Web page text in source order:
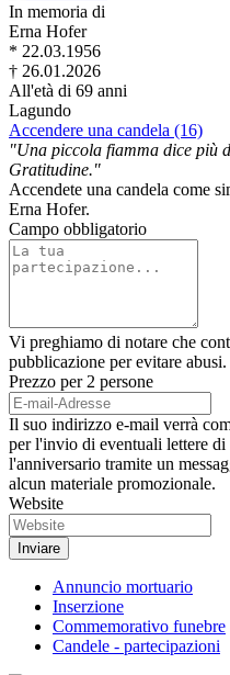
In memoria di
Erna Hofer
* 22.03.1956
† 26.01.2026
All'età di 69 anni
Lagundo
Accendere una candela (16)
"Una piccola fiamma dice più
Gratitudine."
Accendete una candela come
Erna Hofer.
Campo obbligatorio
Vi preghiamo di notare che
pubblicazione per evitare abusi.
Prezzo per 2 persone
Il suo indirizzo e-mail verrà
per l'invio di eventuali lettere
l'anniversario tramite un
alcun materiale promozionale.
Website
Annuncio mortuario
Inserzione
Commemorativo funebre
Candele - partecipazioni